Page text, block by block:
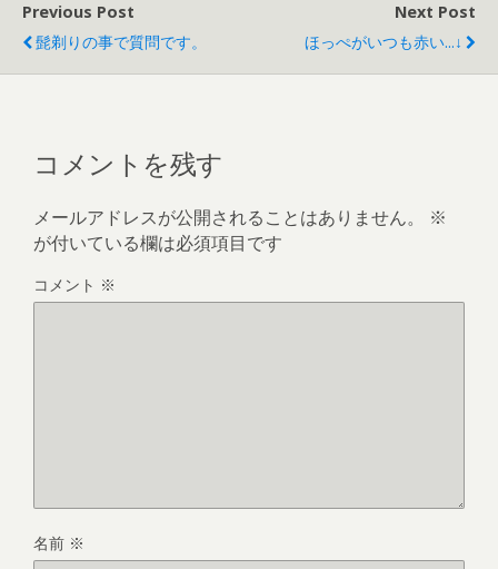
Previous Post
髭剃りの事で質問です。
Next Post
ほっぺがいつも赤い...↓
コメントを残す
メールアドレスが公開されることはありません。
※
が付いている欄は必須項目です
コメント ※
名前 ※